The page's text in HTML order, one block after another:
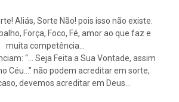
Aliás, Sorte Não! pois isso não existe.
Força, Foco, Fé, amor ao que faz e
muita competência…
“… Seja Feita a Sua Vontade, assim
Céu…” não podem acreditar em sorte,
devemos acreditar em Deus…